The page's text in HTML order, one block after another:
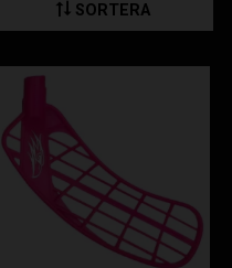
om du är osäker på vilket
SORTERA